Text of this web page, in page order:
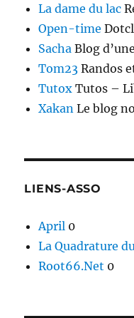
La dame du lac
Open-time
Sacha Blog
Tom23 Randos
Tutox Tutos –
Xakan Le blog
LIENS-ASSO
April 0
La Quadrature
Root66.Net 0